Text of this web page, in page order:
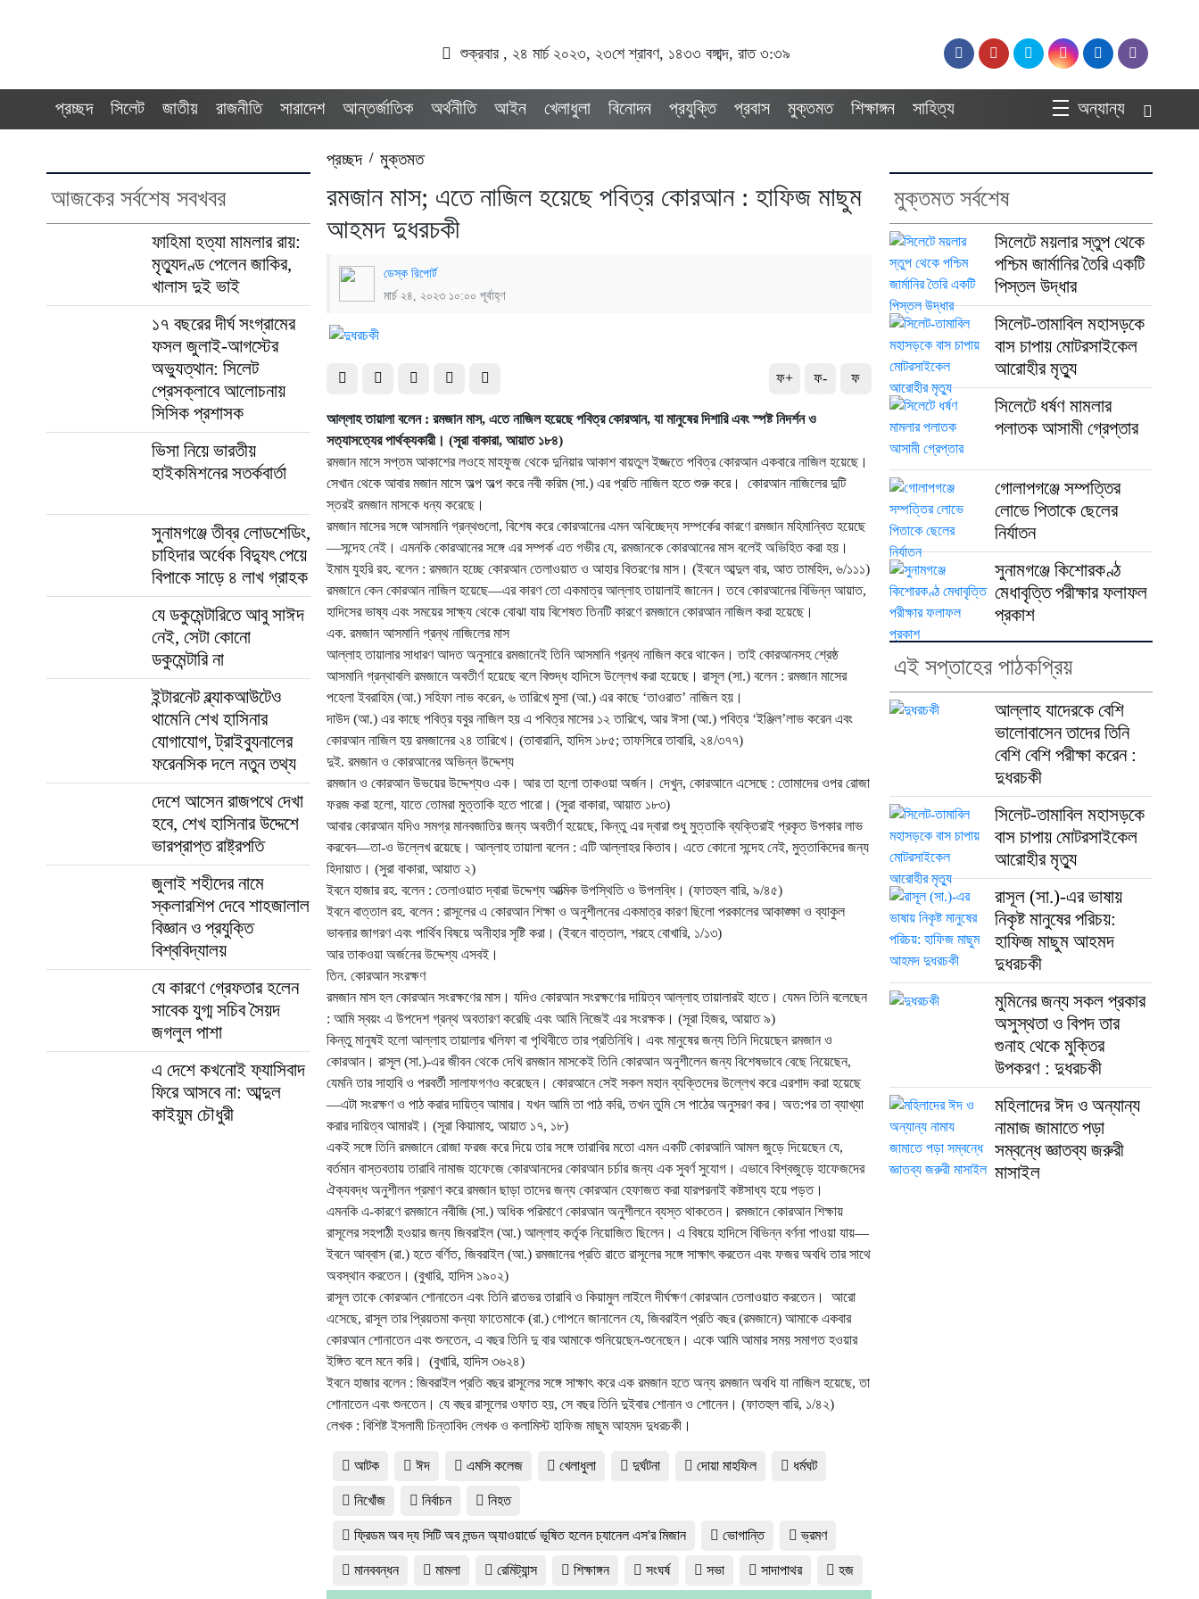
শুক্রবার , ২৪ মার্চ ২০২৩, ২৩শে শ্রাবণ, ১৪৩৩ বঙ্গাব্দ, রাত ৩:৩৯
প্রচ্ছদ সিলেট জাতীয় রাজনীতি সারাদেশ আন্তর্জাতিক অর্থনীতি আইন খেলাধুলা বিনোদন প্রযুক্তি প্রবাস মুক্তমত শিক্ষাঙ্গন সাহিত্য অন্যান্য
আজকের সর্বশেষ সবখবর
ফাহিমা হত্যা মামলার রায়:
মৃত্যুদণ্ড পেলেন জাকির,
খালাস দুই ভাই
১৭ বছরের দীর্ঘ সংগ্রামের
ফসল জুলাই-আগস্টের
অভ্যুত্থান: সিলেট
প্রেসক্লাবে আলোচনায়
সিসিক প্রশাসক
ভিসা নিয়ে ভারতীয়
হাইকমিশনের সতর্কবার্তা
সুনামগঞ্জে তীব্র লোডশেডিং,
চাহিদার অর্ধেক বিদ্যুৎ পেয়ে
বিপাকে সাড়ে ৪ লাখ গ্রাহক
যে ডকুমেন্টারিতে আবু সাঈদ
নেই, সেটা কোনো
ডকুমেন্টারি না
ইন্টারনেট ব্ল্যাকআউটেও
থামেনি শেখ হাসিনার
যোগাযোগ, ট্রাইব্যুনালের
ফরেনসিক দলে নতুন তথ্য
দেশে আসেন রাজপথে দেখা
হবে, শেখ হাসিনার উদ্দেশে
ভারপ্রাপ্ত রাষ্ট্রপতি
জুলাই শহীদের নামে
স্কলারশিপ দেবে শাহজালাল
বিজ্ঞান ও প্রযুক্তি
বিশ্ববিদ্যালয়
যে কারণে গ্রেফতার হলেন
সাবেক যুগ্ম সচিব সৈয়দ
জগলুল পাশা
এ দেশে কখনোই ফ্যাসিবাদ
ফিরে আসবে না: আব্দুল
কাইয়ুম চৌধুরী
প্রচ্ছদ/মুক্তমত
রমজান মাস; এতে নাজিল হয়েছে পবিত্র কোরআন : হাফিজ মাছুম
আহমদ দুধরচকী
ডেস্ক রিপোর্ট
মার্চ ২৪, ২০২৩ ১০:০০ পূর্বাহ্ণ
ফ+ ফ- ফ
আল্লাহ তায়ালা বলেন : রমজান মাস, এতে নাজিল হয়েছে পবিত্র কোরআন, যা মানুষের দিশারি এবং স্পষ্ট নিদর্শন ও
সত্যাসত্যের পার্থক্যকারী। (সূরা বাকারা, আয়াত ১৮৪)
রমজান মাসে সপ্তম আকাশের লওহে মাহফুজ থেকে দুনিয়ার আকাশ বায়তুল ইজ্জতে পবিত্র কোরআন একবারে নাজিল হয়েছে।
সেখান থেকে আবার মজান মাসে অল্প অল্প করে নবী করিম (সা.) এর প্রতি নাজিল হতে শুরু করে। কোরআন নাজিলের দুটি
স্তরই রমজান মাসকে ধন্য করেছে।
রমজান মাসের সঙ্গে আসমানি গ্রন্থগুলো, বিশেষ করে কোরআনের এমন অবিচ্ছেদ্য সম্পর্কের কারণে রমজান মহিমান্বিত হয়েছে
—সন্দেহ নেই। এমনকি কোরআনের সঙ্গে এর সম্পর্ক এত গভীর যে, রমজানকে কোরআনের মাস বলেই অভিহিত করা হয়।
ইমাম যুহরি রহ. বলেন : রমজান হচ্ছে কোরআন তেলাওয়াত ও আহার বিতরণের মাস। (ইবনে আব্দুল বার, আত তামহিদ, ৬/১১১)
রমজানে কেন কোরআন নাজিল হয়েছে—এর কারণ তো একমাত্র আল্লাহ তায়ালাই জানেন। তবে কোরআনের বিভিন্ন আয়াত,
হাদিসের ভাষ্য এবং সময়ের সাক্ষ্য থেকে বোঝা যায় বিশেষত তিনটি কারণে রমজানে কোরআন নাজিল করা হয়েছে।
এক. রমজান আসমানি গ্রন্থ নাজিলের মাস
আল্লাহ তায়ালার সাধারণ আদত অনুসারে রমজানেই তিনি আসমানি গ্রন্থ নাজিল করে থাকেন। তাই কোরআনসহ শ্রেষ্ঠ
আসমানি গ্রন্থাবলি রমজানে অবতীর্ণ হয়েছে বলে বিশুদ্ধ হাদিসে উল্লেখ করা হয়েছে। রাসূল (সা.) বলেন : রমজান মাসের
পহেলা ইবরাহিম (আ.) সহিফা লাভ করেন, ৬ তারিখে মুসা (আ.) এর কাছে ‘তাওরাত’ নাজিল হয়।
দাউদ (আ.) এর কাছে পবিত্র যবুর নাজিল হয় এ পবিত্র মাসের ১২ তারিখে, আর ঈসা (আ.) পবিত্র ‘ইঞ্জিল’লাভ করেন এবং
কোরআন নাজিল হয় রমজানের ২৪ তারিখে। (তাবারানি, হাদিস ১৮৫; তাফসিরে তাবারি, ২৪/৩৭৭)
দুই. রমজান ও কোরআনের অভিন্ন উদ্দেশ্য
রমজান ও কোরআন উভয়ের উদ্দেশ্যও এক। আর তা হলো তাকওয়া অর্জন। দেখুন, কোরআনে এসেছে : তোমাদের ওপর রোজা
ফরজ করা হলো, যাতে তোমরা মুত্তাকি হতে পারো। (সুরা বাকারা, আয়াত ১৮৩)
আবার কোরআন যদিও সমগ্র মানবজাতির জন্য অবতীর্ণ হয়েছে, কিন্তু এর দ্বারা শুধু মুত্তাকি ব্যক্তিরাই প্রকৃত উপকার লাভ
করবেন—তা-ও উল্লেখ রয়েছে। আল্লাহ তায়ালা বলেন : এটি আল্লাহর কিতাব। এতে কোনো সন্দেহ নেই, মুত্তাকিদের জন্য
হিদায়াত। (সুরা বাকারা, আয়াত ২)
ইবনে হাজার রহ. বলেন : তেলাওয়াত দ্বারা উদ্দেশ্য আত্মিক উপস্থিতি ও উপলব্ধি। (ফাতহুল বারি, ৯/৪৫)
ইবনে বাত্তাল রহ. বলেন : রাসূলের এ কোরআন শিক্ষা ও অনুশীলনের একমাত্র কারণ ছিলো পরকালের আকাঙ্ক্ষা ও ব্যাকুল
ভাবনার জাগরণ এবং পার্থিব বিষয়ে অনীহার সৃষ্টি করা। (ইবনে বাত্তাল, শরহে বোখারি, ১/১৩)
আর তাকওয়া অর্জনের উদ্দেশ্য এসবই।
তিন. কোরআন সংরক্ষণ
রমজান মাস হল কোরআন সংরক্ষণের মাস। যদিও কোরআন সংরক্ষণের দায়িত্ব আল্লাহ তায়ালারই হাতে। যেমন তিনি বলেছেন
: আমি স্বয়ং এ উপদেশ গ্রন্থ অবতারণ করেছি এবং আমি নিজেই এর সংরক্ষক। (সূরা হিজর, আয়াত ৯)
কিন্তু মানুষই হলো আল্লাহ তায়ালার খলিফা বা পৃথিবীতে তার প্রতিনিধি। এবং মানুষের জন্য তিনি দিয়েছেন রমজান ও
কোরআন। রাসূল (সা.)-এর জীবন থেকে দেখি রমজান মাসকেই তিনি কোরআন অনুশীলেন জন্য বিশেষভাবে বেছে নিয়েছেন,
যেমনি তার সাহাবি ও পরবর্তী সালাফগণও করেছেন। কোরআনে সেই সকল মহান ব্যক্তিদের উল্লেখ করে এরশাদ করা হয়েছে
—এটা সংরক্ষণ ও পাঠ করার দায়িত্ব আমার। যখন আমি তা পাঠ করি, তখন তুমি সে পাঠের অনুসরণ কর। অত:পর তা ব্যাখ্যা
করার দায়িত্ব আমারই। (সূরা কিয়ামাহ, আয়াত ১৭, ১৮)
একই সঙ্গে তিনি রমজানে রোজা ফরজ করে দিয়ে তার সঙ্গে তারাবির মতো এমন একটি কোরআনি আমল জুড়ে দিয়েছেন যে,
বর্তমান বাস্তবতায় তারাবি নামাজ হাফেজে কোরআনদের কোরআন চর্চার জন্য এক সুবর্ণ সুযোগ। এভাবে বিশ্বজুড়ে হাফেজদের
ঐক্যবদ্ধ অনুশীলন প্রমাণ করে রমজান ছাড়া তাদের জন্য কোরআন হেফাজত করা যারপরনাই কষ্টসাধ্য হয়ে পড়ত।
এমনকি এ-কারণে রমজানে নবীজি (সা.) অধিক পরিমাণে কোরআন অনুশীলনে ব্যস্ত থাকতেন। রমজানে কোরআন শিক্ষায়
রাসূলের সহপাঠী হওয়ার জন্য জিবরাইল (আ.) আল্লাহ কর্তৃক নিয়োজিত ছিলেন। এ বিষয়ে হাদিসে বিভিন্ন বর্ণনা পাওয়া যায়—
ইবনে আব্বাস (রা.) হতে বর্ণিত, জিবরাইল (আ.) রমজানের প্রতি রাতে রাসূলের সঙ্গে সাক্ষাৎ করতেন এবং ফজর অবধি তার সাথে
অবস্থান করতেন। (বুখারি, হাদিস ১৯০২)
রাসূল তাকে কোরআন শোনাতেন এবং তিনি রাতভর তারাবি ও কিয়ামুল লাইলে দীর্ঘক্ষণ কোরআন তেলাওয়াত করতেন। আরো
এসেছে, রাসূল তার প্রিয়তমা কন্যা ফাতেমাকে (রা.) গোপনে জানালেন যে, জিবরাইল প্রতি বছর (রমজানে) আমাকে একবার
কোরআন শোনাতেন এবং শুনতেন, এ বছর তিনি দু বার আমাকে শুনিয়েছেন-শুনেছেন। একে আমি আমার সময় সমাগত হওয়ার
ইঙ্গিত বলে মনে করি। (বুখারি, হাদিস ৩৬২৪)
ইবনে হাজার বলেন : জিবরাইল প্রতি বছর রাসূলের সঙ্গে সাক্ষাৎ করে এক রমজান হতে অন্য রমজান অবধি যা নাজিল হয়েছে, তা
শোনাতেন এবং শুনতেন। যে বছর রাসূলের ওফাত হয়, সে বছর তিনি দুইবার শোনান ও শোনেন। (ফাতহুল বারি, ১/৪২)
লেখক : বিশিষ্ট ইসলামী চিন্তাবিদ লেখক ও কলামিস্ট হাফিজ মাছুম আহমদ দুধরচকী।
আটক ঈদ এমসি কলেজ খেলাধুলা দুর্ঘটনা দোয়া মাহফিল ধর্মঘট
নিখোঁজ নির্বাচন নিহত
ফ্রিডম অব দ্য সিটি অব লন্ডন অ্যাওয়ার্ডে ভূষিত হলেন চ্যানেল এস'র মিজান ভোগান্তি ভ্রমণ
মানববন্ধন মামলা রেমিট্যান্স শিক্ষাঙ্গন সংঘর্ষ সভা সাদাপাথর হজ
মুক্তমত সর্বশেষ
সিলেটে ময়লার স্তুপ থেকে
পশ্চিম জার্মানির তৈরি একটি
পিস্তল উদ্ধার
সিলেট-তামাবিল মহাসড়কে
বাস চাপায় মোটরসাইকেল
আরোহীর মৃত্যু
সিলেটে ধর্ষণ মামলার
পলাতক আসামী গ্রেপ্তার
গোলাপগঞ্জে সম্পত্তির
লোভে পিতাকে ছেলের
নির্যাতন
সুনামগঞ্জে কিশোরকণ্ঠ
মেধাবৃত্তি পরীক্ষার ফলাফল
প্রকাশ
এই সপ্তাহের পাঠকপ্রিয়
আল্লাহ যাদেরকে বেশি
ভালোবাসেন তাদের তিনি
বেশি বেশি পরীক্ষা করেন :
দুধরচকী
সিলেট-তামাবিল মহাসড়কে
বাস চাপায় মোটরসাইকেল
আরোহীর মৃত্যু
রাসূল (সা.)-এর ভাষায়
নিকৃষ্ট মানুষের পরিচয়:
হাফিজ মাছুম আহমদ
দুধরচকী
মুমিনের জন্য সকল প্রকার
অসুস্থতা ও বিপদ তার
গুনাহ থেকে মুক্তির
উপকরণ : দুধরচকী
মহিলাদের ঈদ ও অন্যান্য
নামাজ জামাতে পড়া
সম্বন্ধে জ্ঞাতব্য জরুরী
মাসাইল